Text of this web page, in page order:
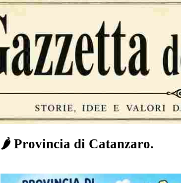
🌶️ Provincia di Catanzaro.